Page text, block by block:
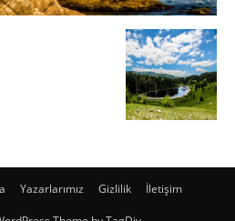
Yazarlarımız Gizlilik İletişim